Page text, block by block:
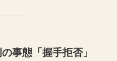
事態「握手拒否」